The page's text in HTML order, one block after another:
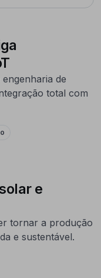
de
total com
e
tornar a produção
e sustentável.